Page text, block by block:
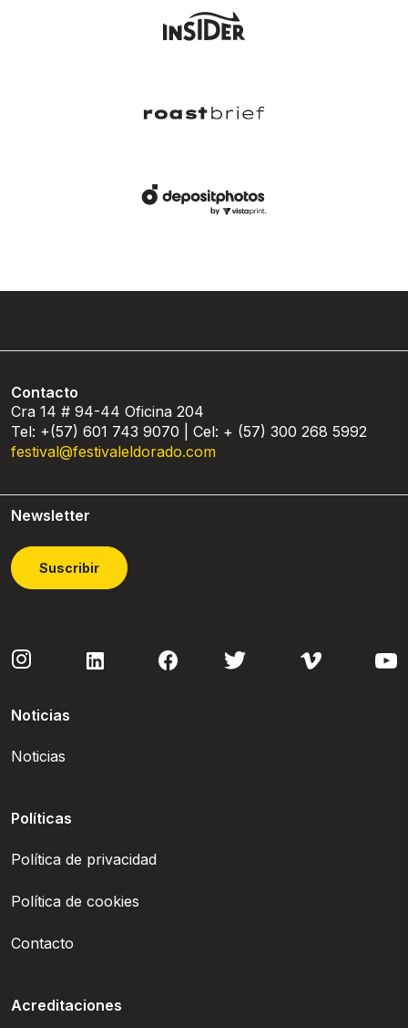
Contacto
Cra 14 # 94-44 Oficina 204
Tel: +(57) 601 743 9070 | Cel: + (57) 300 268 5992
festival@festivaleldorado.com
Newsletter
Suscribir
Noticias
Noticias
Políticas
Política de privacidad
Política de cookies
Contacto
Acreditaciones